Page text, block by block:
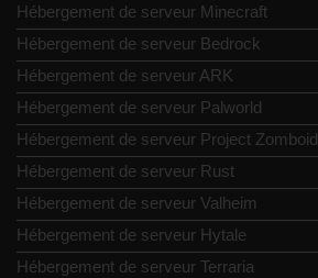
Hébergement de serveur Minecraft
Hébergement de serveur Bedrock
Hébergement de serveur ARK
Hébergement de serveur Palworld
Hébergement de serveur Project Zomboid
Hébergement de serveur Rust
Hébergement de serveur Valheim
Hébergement de serveur Hytale
Hébergement de serveur Terraria